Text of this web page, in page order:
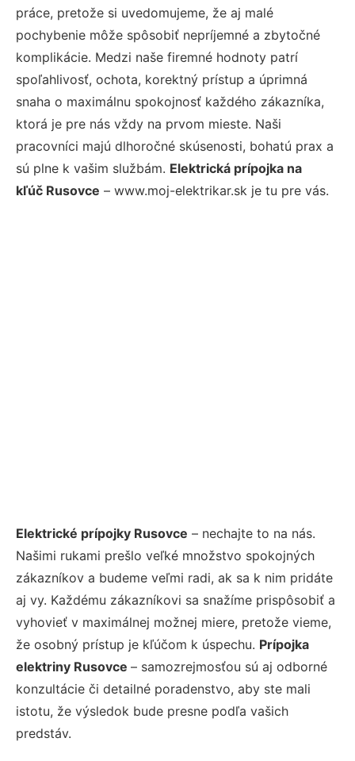
práce, pretože si uvedomujeme, že aj malé
pochybenie môže spôsobiť nepríjemné a zbytočné
komplikácie. Medzi naše firemné hodnoty patrí
spoľahlivosť, ochota, korektný prístup a úprimná
snaha o maximálnu spokojnosť každého zákazníka,
ktorá je pre nás vždy na prvom mieste. Naši
pracovníci majú dlhoročné skúsenosti, bohatú prax a
sú plne k vašim službám. Elektrická prípojka na
kľúč Rusovce – www.moj-elektrikar.sk je tu pre vás.
Elektrické prípojky Rusovce – nechajte to na nás.
Našimi rukami prešlo veľké množstvo spokojných
zákazníkov a budeme veľmi radi, ak sa k nim pridáte
aj vy. Každému zákazníkovi sa snažíme prispôsobiť a
vyhovieť v maximálnej možnej miere, pretože vieme,
že osobný prístup je kľúčom k úspechu. Prípojka
elektriny Rusovce – samozrejmosťou sú aj odborné
konzultácie či detailné poradenstvo, aby ste mali
istotu, že výsledok bude presne podľa vašich
predstáv.